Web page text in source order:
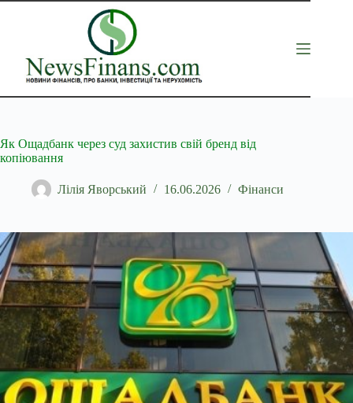
Перейти
Як Ощадбанк через суд захистив свій бренд від
копіювання
Лілія Яворський 16.06.2026 Фінанси